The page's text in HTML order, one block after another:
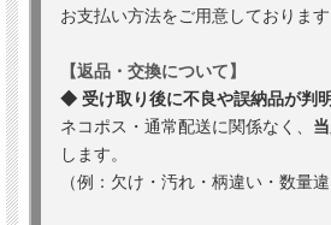
お支払い方法をご用意しております
【返品・交換について】
◆ 受け取り後に不良や誤納品が判
ネコポス・通常配送に関係なく、
します。
（例：欠け・汚れ・柄違い・数量違